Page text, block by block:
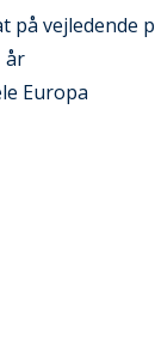
på vejledende
år
Europa